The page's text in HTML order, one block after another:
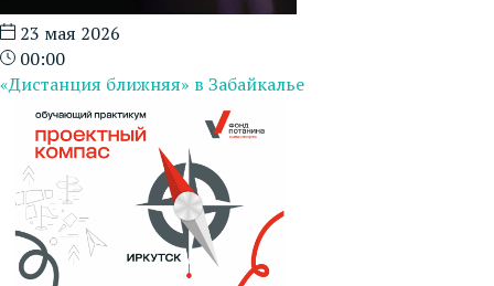
23 мая 2026
00:00
«Дистанция ближняя» в Забайкалье